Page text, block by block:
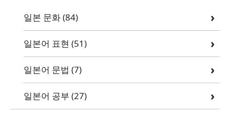
일본 문화(84)
일본어 표현 (51)
일본어 문법 (7)
일본어 공부 (27)